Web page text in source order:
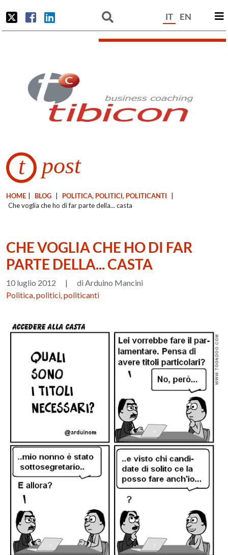
IT EN
t post
HOME BLOG POLITICA, POLITICI, POLITICANTI
Che voglia che ho di far parte della... casta
CHE VOGLIA CHE HO DI FAR
PARTE DELLA... CASTA
10 luglio 2012 |
di Arduino Mancini
Politica, politici, politicanti